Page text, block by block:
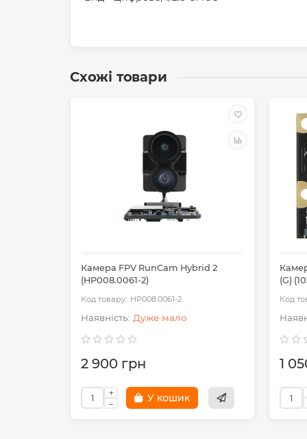
Схожі товари
Камера FPV RunCam Hybrid 2
(HP008.0061-2)
HP008.0061-2
Дуже мало
2 900 грн
У кошик
(G)
1